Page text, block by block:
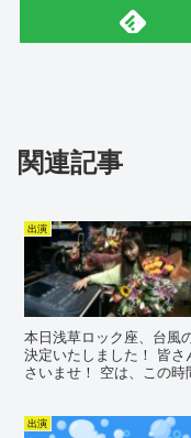
関連記事
出演
本日浅草ロック座、台風
決定いたしました！ 皆
さいませ！ 空は、この
出演